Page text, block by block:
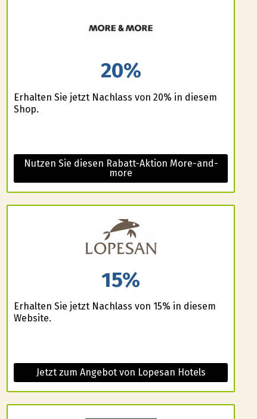
20%
Erhalten Sie jetzt Nachlass von 20% in diesem
Shop.
Nutzen Sie diesen Rabatt-Aktion More-and-
more
15%
Erhalten Sie jetzt Nachlass von 15% in diesem
Website.
Jetzt zum Angebot von Lopesan Hotels